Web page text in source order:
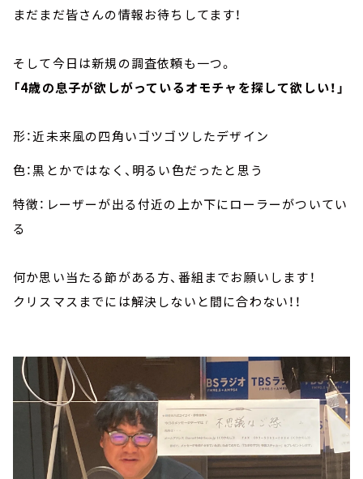
まだまだ皆さんの情報お待ちしてます！
そして今日は新規の調査依頼も一つ。
「4歳の息子が欲しがっているオモチャを探して欲しい！」
形：近未来風の四角いゴツゴツしたデザイン
色：黒とかではなく、明るい色だったと思う
特徴：レーザーが出る付近の上か下にローラーがついてい
る
何か思い当たる節がある方、番組までお願いします！
クリスマスまでには解決しないと間に合わない！！